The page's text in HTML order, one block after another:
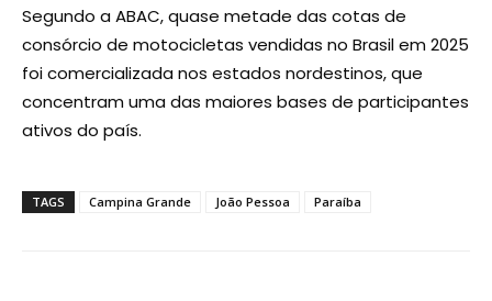
Segundo a ABAC, quase metade das cotas de
consórcio de motocicletas vendidas no Brasil em 2025
foi comercializada nos estados nordestinos, que
concentram uma das maiores bases de participantes
ativos do país.
TAGS Campina Grande João Pessoa Paraíba